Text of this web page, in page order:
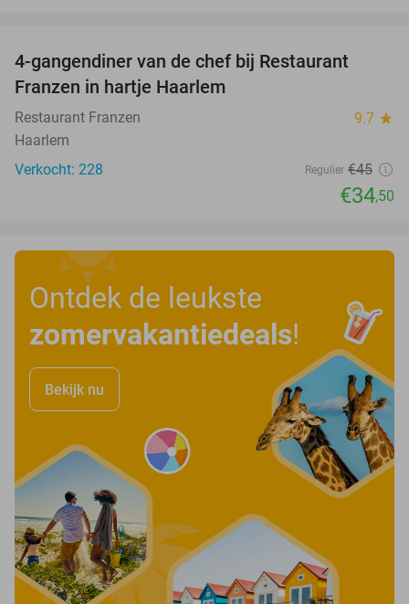
4-gangendiner van de chef bij Restaurant
Franzen in hartje Haarlem
Restaurant Franzen 9.7 star
Haarlem
Verkocht: 228
Regulier €45
€34,50
Ontdek de leukste
zomervakantiedeals!
Bekijk nu